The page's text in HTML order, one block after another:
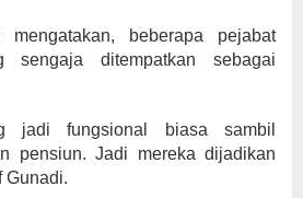
beberapa pejabat
sengaja ditempatkan sebagai
jadi fungsional biasa sambil
pensiun. Jadi mereka dijadikan
Gunadi.